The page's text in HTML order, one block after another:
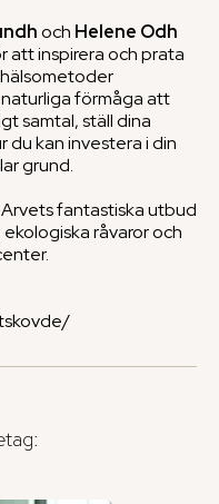
och Helene Odh
att inspirera och prata
förmåga att
samtal, ställ dina
du kan investera i din
grund.
fantastiska utbud
råvaror och